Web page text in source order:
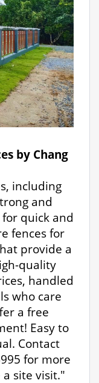
by Chang
including
and
quick and
fences for
provide a
quality
handled
who care
a free
Easy to
Contact
for more
site visit."